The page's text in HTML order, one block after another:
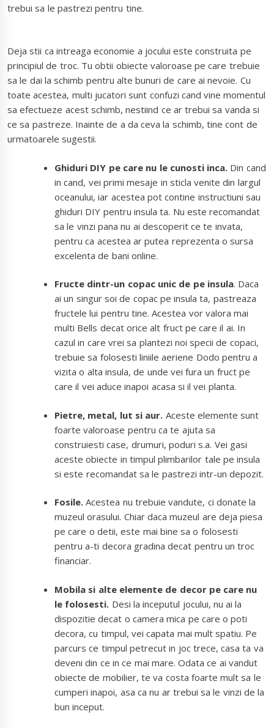
trebui sa le pastrezi pentru tine.
Deja stii ca intreaga economie a jocului este construita pe
principiul de troc. Tu obtii obiecte valoroase pe care trebuie
sa le dai la schimb pentru alte bunuri de care ai nevoie. Cu
toate acestea, multi jucatori sunt confuzi cand vine momentul
sa efectueze acest schimb, nestiind ce ar trebui sa vanda si
ce sa pastreze. Inainte de a da ceva la schimb, tine cont de
urmatoarele sugestii.
Ghiduri DIY pe care nu le cunosti inca. Din cand
in cand, vei primi mesaje in sticla venite din largul
oceanului, iar acestea pot contine instructiuni sau
ghiduri DIY pentru insula ta. Nu este recomandat
sa le vinzi pana nu ai descoperit ce te invata,
pentru ca acestea ar putea reprezenta o sursa
excelenta de bani online.
Fructe dintr-un copac unic de pe insula. Daca
ai un singur soi de copac pe insula ta, pastreaza
fructele lui pentru tine. Acestea vor valora mai
multi Bells decat orice alt fruct pe care il ai. In
cazul in care vrei sa plantezi noi specii de copaci,
trebuie sa folosesti liniile aeriene Dodo pentru a
vizita o alta insula, de unde vei fura un fruct pe
care il vei aduce inapoi acasa si il vei planta.
Pietre, metal, lut si aur. Aceste elemente sunt
foarte valoroase pentru ca te ajuta sa
construiesti case, drumuri, poduri s.a. Vei gasi
aceste obiecte in timpul plimbarilor tale pe insula
si este recomandat sa le pastrezi intr-un depozit.
Fosile. Acestea nu trebuie vandute, ci donate la
muzeul orasului. Chiar daca muzeul are deja piesa
pe care o detii, este mai bine sa o folosesti
pentru a-ti decora gradina decat pentru un troc
financiar.
Mobila si alte elemente de decor pe care nu
le folosesti. Desi la inceputul jocului, nu ai la
dispozitie decat o camera mica pe care o poti
decora, cu timpul, vei capata mai mult spatiu. Pe
parcurs ce timpul petrecut in joc trece, casa ta va
deveni din ce in ce mai mare. Odata ce ai vandut
obiecte de mobilier, te va costa foarte mult sa le
cumperi inapoi, asa ca nu ar trebui sa le vinzi de la
bun inceput.